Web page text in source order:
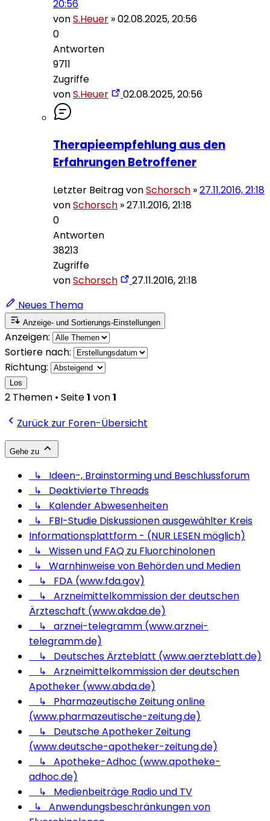
20:56
vonS.Heuer »02.08.2025, 20:56
0
Antworten
9711
Zugriffe
vonS.Heuer 02.08.2025, 20:56
Therapieempfehlung aus den
Erfahrungen Betroffener
Letzter Beitrag vonSchorsch »27.11.2016, 21:18
vonSchorsch »27.11.2016, 21:18
0
Antworten
38213
Zugriffe
vonSchorsch
27.11.2016, 21:18
Neues Thema
Anzeige- und Sortierungs-Einstellungen
Anzeigen:
Sortiere nach:
Richtung:
Los
2 Themen • Seite1 von1
Zurück zur Foren-Übersicht
Gehe zu
↳ Ideen-, Brainstorming und Beschlussforum
↳ Deaktivierte Threads
↳ Kalender Abwesenheiten
↳ FBI-Studie Diskussionen ausgewählter Kreis
Informationsplattform - (NUR LESEN möglich)
↳ Wissen und FAQ zu Fluorchinolonen
↳ Warnhinweise von Behörden und Medien
↳ FDA (www.fda.gov)
↳ Arzneimittelkommission der deutschen
Ärzteschaft (www.akdae.de)
↳ arznei-telegramm (www.arznei-
telegramm.de)
↳ Deutsches Ärzteblatt (www.aerzteblatt.de)
↳ Arzneimittelkommission der deutschen
Apotheker (www.abda.de)
↳ Pharmazeutische Zeitung online
(www.pharmazeutische-zeitung.de)
↳ Deutsche Apotheker Zeitung
(www.deutsche-apotheker-zeitung.de)
↳ Apotheke-Adhoc (www.apotheke-
adhoc.de)
↳ Medienbeiträge Radio und TV
↳ Anwendungsbeschränkungen von